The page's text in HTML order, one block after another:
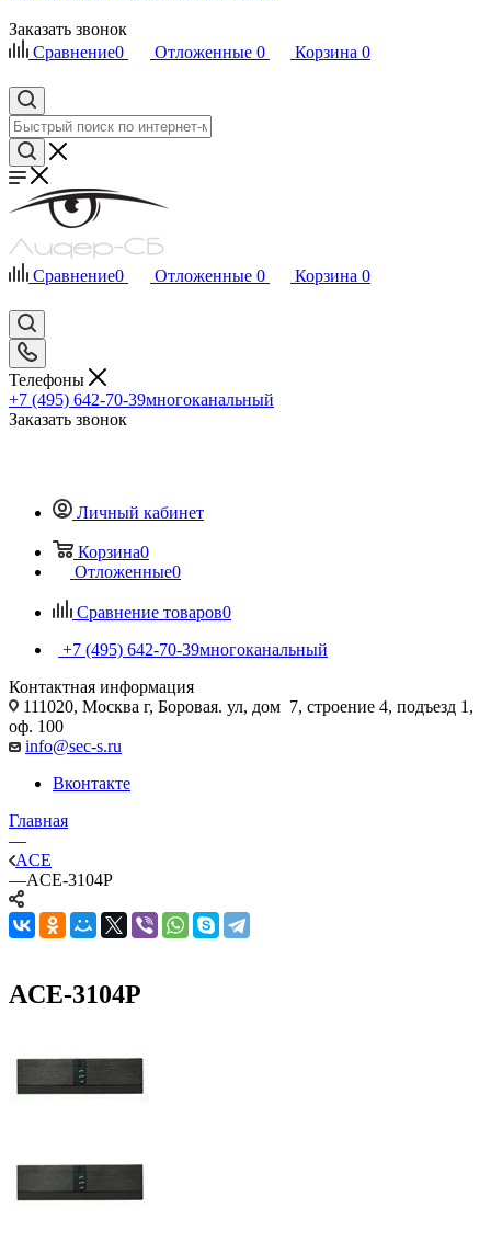
Заказать звонок
Сравнение0 Отложенные 0 Корзина 0
Сравнение0 Отложенные 0 Корзина 0
Телефоны
+7 (495) 642-70-39многоканальный
Заказать звонок
Личный кабинет
Корзина0
Отложенные0
Сравнение товаров0
+7 (495) 642-70-39многоканальный
Контактная информация
111020, Москва г, Боровая. ул, дом 7, строение 4, подъезд 1,
оф. 100
info@sec-s.ru
Вконтакте
Главная
—
ACE
—ACE-3104P
ACE-3104P